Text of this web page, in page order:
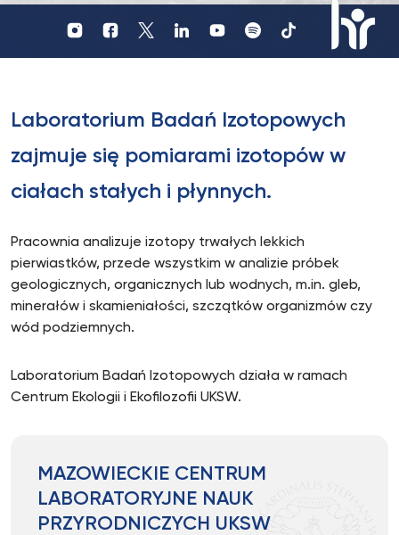
Profil
UKSW
Profil
UKSW
Profil
Profil
UKSW
YouTube
UKSW
UKSW
TikTok
research
Laboratorium Badań Izotopowych
zajmuje się pomiarami izotopów w
ciałach stałych i płynnych.
Pracownia analizuje izotopy trwałych lekkich
pierwiastków, przede wszystkim w analizie próbek
geologicznych, organicznych lub wodnych, m.in. gleb,
minerałów i skamieniałości, szczątków organizmów czy
wód podziemnych.
Laboratorium Badań Izotopowych działa w ramach
Centrum Ekologii i Ekofilozofii UKSW.
MAZOWIECKIE CENTRUM
LABORATORYJNE NAUK
PRZYRODNICZYCH UKSW